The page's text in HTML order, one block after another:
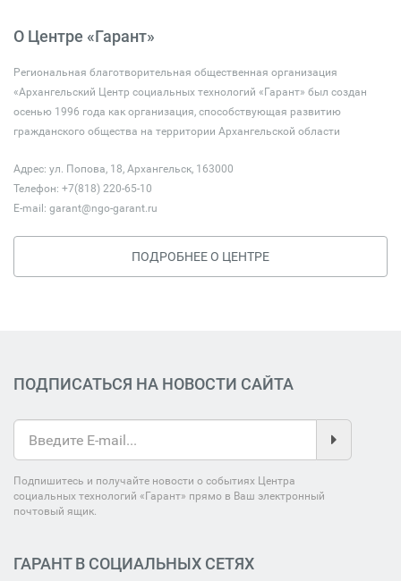
О Центре «Гарант»
Региональная благотворительная общественная организация
«Архангельский Центр социальных технологий «Гарант» был создан
осенью 1996 года как организация, способствующая развитию
гражданского общества на территории Архангельской области
Адрес: ул. Попова, 18, Архангельск, 163000
Телефон: +7(818) 220-65-10
E-mail: garant@ngo-garant.ru
ПОДРОБНЕЕ О ЦЕНТРЕ
ПОДПИСАТЬСЯ НА НОВОСТИ САЙТА
Подпишитесь и получайте новости о событиях Центра
социальных технологий «Гарант» прямо в Ваш электронный
почтовый ящик.
ГАРАНТ В СОЦИАЛЬНЫХ СЕТЯХ